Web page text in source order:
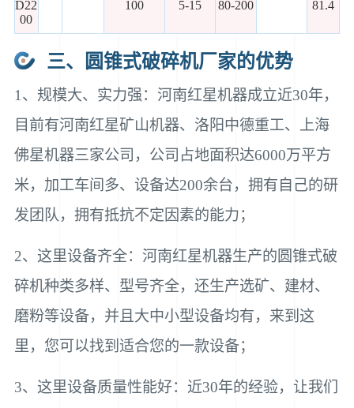
D22
00
100 5-15 80-200 81.4
三、圆锥式破碎机厂家的优势
1、规模大、实力强：河南红星机器成立近30年，
目前有河南红星矿山机器、洛阳中德重工、上海
佛星机器三家公司，公司占地面积达6000万平方
米，加工车间多、设备达200余台，拥有自己的研
发团队，拥有抵抗不定因素的能力；
2、这里设备齐全：河南红星机器生产的圆锥式破
碎机种类多样、型号齐全，还生产选矿、建材、
磨粉等设备，并且大中小型设备均有，来到这
里，您可以找到适合您的一款设备；
3、这里设备质量性能好：近30年的经验，让我们